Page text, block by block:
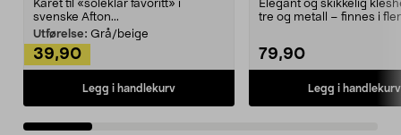
Kåret til «soleklar favoritt» i
svenske Afton...
Utførelse: Grå/beige
39,90
Legg i handlekurv
Elegant og skikkelig
tre og metall – finnes i
79,90
Legg i handlekurv